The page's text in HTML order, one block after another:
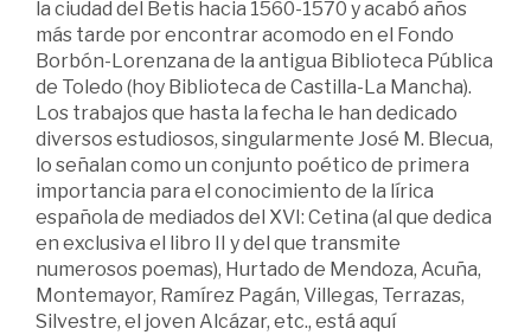
la ciudad del Betis hacia 1560-1570 y acabó años
más tarde por encontrar acomodo en el Fondo
Borbón-Lorenzana de la antigua Biblioteca Pública
de Toledo (hoy Biblioteca de Castilla-La Mancha).
Los trabajos que hasta la fecha le han dedicado
diversos estudiosos, singularmente José M. Blecua,
lo señalan como un conjunto poético de primera
importancia para el conocimiento de la lírica
española de mediados del XVI: Cetina (al que dedica
en exclusiva el libro II y del que transmite
numerosos poemas), Hurtado de Mendoza, Acuña,
Montemayor, Ramírez Pagán, Villegas, Terrazas,
Silvestre, el joven Alcázar, etc., está aquí